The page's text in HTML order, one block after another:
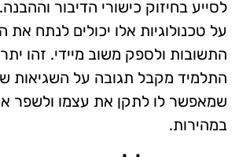
לסייע בחיזוק כישורי הדיבור
על טכנולוגיות אלו יכולים לנתח את
התשובות ולספק משוב מיידי. זהו
התלמיד מקבל תגובה על השגיאות
שמאפשר לו לתקן את עצמו ולשפר
במהירות.